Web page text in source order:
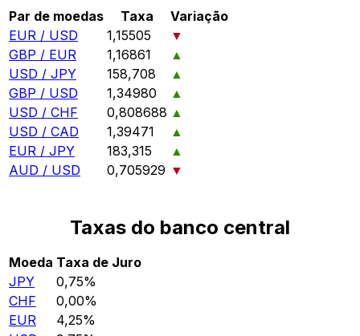
Par de moedas Taxa
Variação
EUR / USD
1,15505
▼
GBP / EUR
1,16861
▲
USD / JPY
158,708
▲
GBP / USD
1,34980
▲
USD / CHF
0,808688 ▲
USD / CAD
1,39471
▲
EUR / JPY
183,315
▲
AUD / USD
0,705929 ▼
Taxas do banco central
Moeda Taxa de Juro
JPY
0,75%
CHF
0,00%
EUR
4,25%